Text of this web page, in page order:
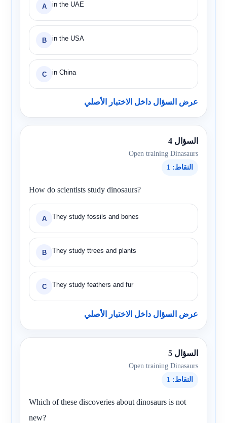
A in the UAE
B in the USA
C in China
عرض السؤال داخل الاختبار الأصلي
السؤال 4
Open training Dinasaurs
النقاط: 1
How do scientists study dinosaurs?
A They study fossils and bones
B They study ttrees and plants
C They study feathers and fur
عرض السؤال داخل الاختبار الأصلي
السؤال 5
Open training Dinasaurs
النقاط: 1
Which of these discoveries about dinosaurs is not
new?